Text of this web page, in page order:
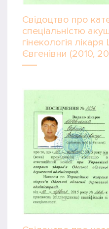
Свідоцтво про
спеціальністю
гінекологія
Євгенівни (2010,